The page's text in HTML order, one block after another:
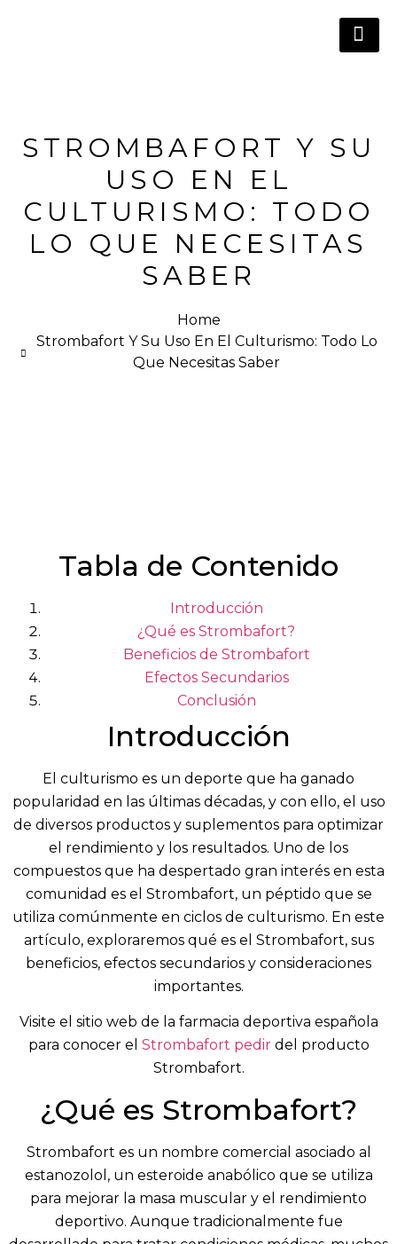
STROMBAFORT Y SU
USO EN EL
CULTURISMO: TODO
LO QUE NECESITAS
SABER
Home
Strombafort Y Su Uso En El Culturismo: Todo Lo
Que Necesitas Saber
Tabla de Contenido
Introducción
¿Qué es Strombafort?
Beneficios de Strombafort
Efectos Secundarios
Conclusión
Introducción
El culturismo es un deporte que ha ganado
popularidad en las últimas décadas, y con ello, el uso
de diversos productos y suplementos para optimizar
el rendimiento y los resultados. Uno de los
compuestos que ha despertado gran interés en esta
comunidad es el Strombafort, un péptido que se
utiliza comúnmente en ciclos de culturismo. En este
artículo, exploraremos qué es el Strombafort, sus
beneficios, efectos secundarios y consideraciones
importantes.
Visite el sitio web de la farmacia deportiva española
para conocer el Strombafort pedirdel producto
Strombafort.
¿Qué es Strombafort?
Strombafort es un nombre comercial asociado al
estanozolol, un esteroide anabólico que se utiliza
para mejorar la masa muscular y el rendimiento
deportivo. Aunque tradicionalmente fue